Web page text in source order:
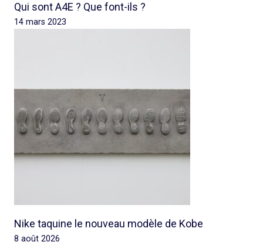
Qui sont A4E ? Que font-ils ?
14 mars 2023
Nike taquine le nouveau modèle de Kobe
8 août 2026